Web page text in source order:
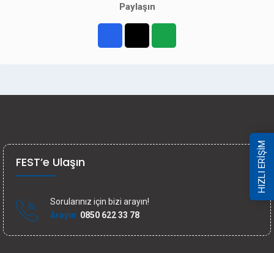
Paylaşın
HIZLI ERİŞİM
FEST’e Ulaşın
Sorularınız için bizi arayın!
Arayın: 0850 622 33 78